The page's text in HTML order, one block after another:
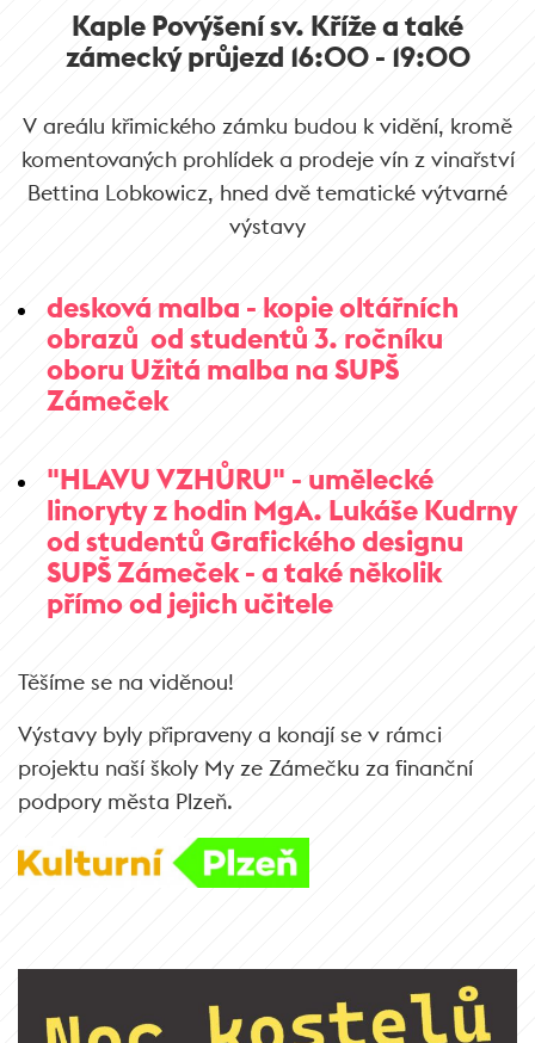
Kaple Povýšení sv. Kříže a také
zámecký průjezd 16:00 - 19:00
V areálu křimického zámku budou k vidění, kromě
komentovaných prohlídek a prodeje vín z vinařství
Bettina Lobkowicz, hned dvě tematické výtvarné
výstavy
desková malba - kopie oltářních
obrazů od studentů 3. ročníku
oboru Užitá malba na SUPŠ
Zámeček
"HLAVU VZHŮRU" - umělecké
linoryty z hodin MgA. Lukáše Kudrny
od studentů Grafického designu
SUPŠ Zámeček - a také několik
přímo od jejich učitele
Těšíme se na viděnou!
Výstavy byly připraveny a konají se v rámci
projektu naší školy My ze Zámečku za finanční
podpory města Plzeň.